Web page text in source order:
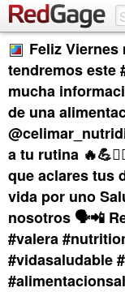
Feliz
tendremos este
mucha
de una
a tu rutina
que aclares tus
vida por uno
nosotros 🗣️📲
#valera
#vidasaludable